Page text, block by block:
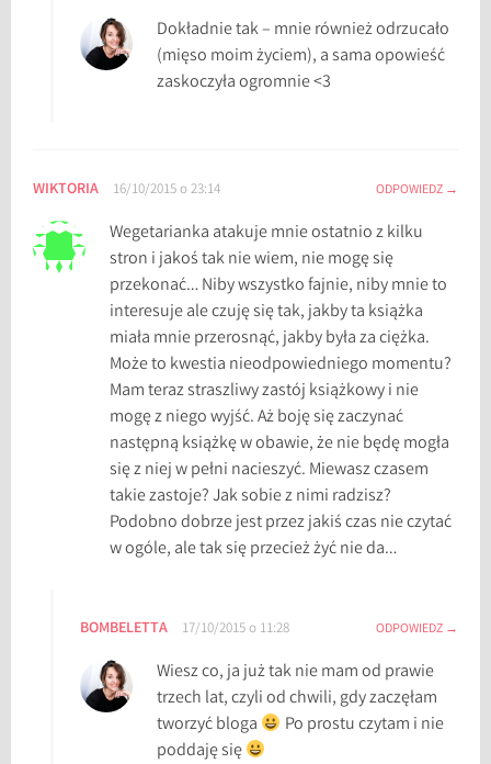
n
z
j
e
Dokładnie tak – mnie również odrzucało
(mięso moim życiem), a sama opowieść
zaskoczyła ogromnie <3
WIKTORIA 16/10/2015 o 23:14 ODPOWIEDZ
Wegetarianka atakuje mnie ostatnio z kilku
stron i jakoś tak nie wiem, nie mogę się
przekonać… Niby wszystko fajnie, niby mnie to
interesuje ale czuję się tak, jakby ta książka
miała mnie przerosnąć, jakby była za ciężka.
Może to kwestia nieodpowiedniego momentu?
Mam teraz straszliwy zastój książkowy i nie
mogę z niego wyjść. Aż boję się zaczynać
następną książkę w obawie, że nie będę mogła
się z niej w pełni nacieszyć. Miewasz czasem
takie zastoje? Jak sobie z nimi radzisz?
Podobno dobrze jest przez jakiś czas nie czytać
w ogóle, ale tak się przecież żyć nie da…
BOMBELETTA 17/10/2015 o 11:28 ODPOWIEDZ
Wiesz co, ja już tak nie mam od prawie
trzech lat, czyli od chwili, gdy zaczęłam
tworzyć bloga
Po prostu czytam i nie
poddaję się